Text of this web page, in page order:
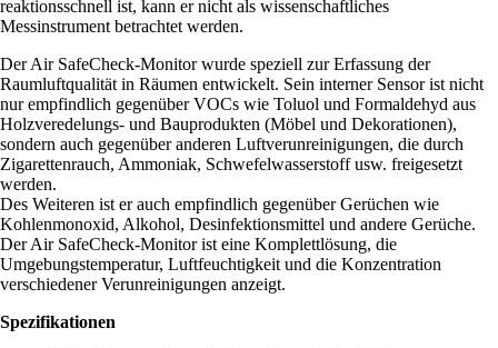
reaktionsschnell ist, kann er nicht als wissenschaftliches
Messinstrument betrachtet werden.
Der Air SafeCheck-Monitor wurde speziell zur Erfassung der
Raumluftqualität in Räumen entwickelt. Sein interner Sensor ist nicht
nur empfindlich gegenüber VOCs wie Toluol und Formaldehyd aus
Holzveredelungs- und Bauprodukten (Möbel und Dekorationen),
sondern auch gegenüber anderen Luftverunreinigungen, die durch
Zigarettenrauch, Ammoniak, Schwefelwasserstoff usw. freigesetzt
werden.
Des Weiteren ist er auch empfindlich gegenüber Gerüchen wie
Kohlenmonoxid, Alkohol, Desinfektionsmittel und andere Gerüche.
Der Air SafeCheck-Monitor ist eine Komplettlösung, die
Umgebungstemperatur, Luftfeuchtigkeit und die Konzentration
verschiedener Verunreinigungen anzeigt.
Spezifikationen